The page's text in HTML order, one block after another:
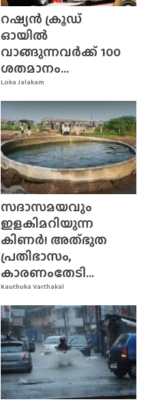
Loka Jalakam
റഷ്യൻ ക്രൂഡ്
ഓയിൽ
വാങ്ങുന്നവർക്ക് 100
ശതമാനം...
Kauthuka Varthakal
സദാസമയവും
ഇളകിമറിയുന്ന
കിണർ! അത്‌ഭുത
പ്രതിഭാസം,
കാരണംതേടി...